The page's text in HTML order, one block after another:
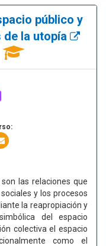
público y
la utopía
las relaciones que
y los procesos
la reapropiación y
del espacio
colectiva el espacio
como el